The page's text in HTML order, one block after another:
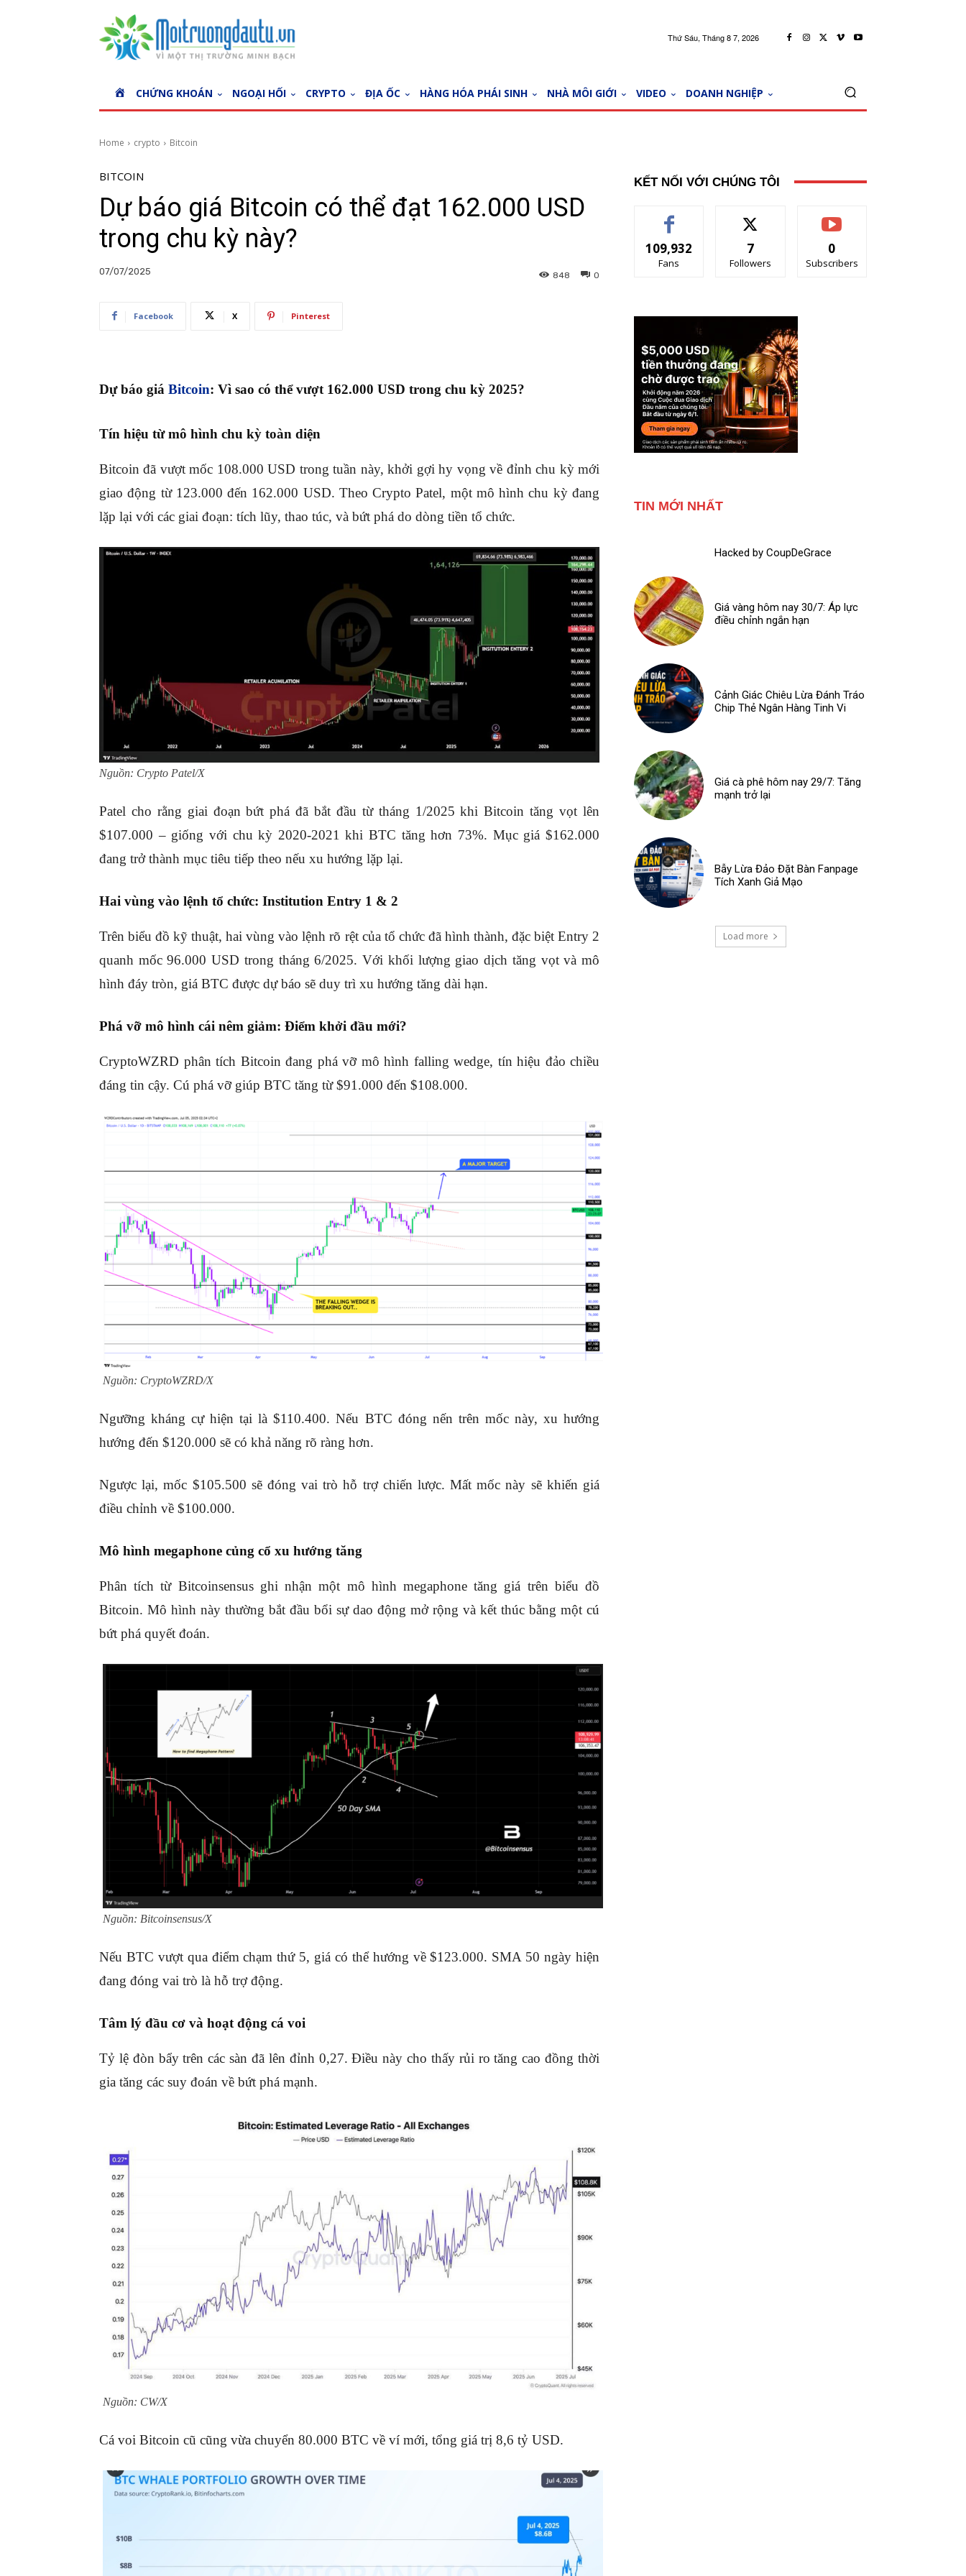
Thứ Sáu, Tháng 8 7, 2026
O
CHỨNG KHOÁN NGOẠI HỐI CRYPTO ĐỊA ỐC HÀNG HÓA PHÁI SINH NHÀ MÔI GIỚI VIDEO DOANH NGHIỆP
Home crypto Bitcoin
BITCOIN
Dự báo giá Bitcoin có thể đạt 162.000 USD
trong chu kỳ này?
07/07/2025 0
848
Facebook X Pinterest
Dự báo giá Bitcoin: Vì sao có thể vượt 162.000 USD trong chu kỳ 2025?
Tín hiệu từ mô hình chu kỳ toàn diện
Bitcoin đã vượt mốc 108.000 USD trong tuần này, khởi gợi hy vọng về đỉnh chu kỳ mới
giao động từ 123.000 đến 162.000 USD. Theo Crypto Patel, một mô hình chu kỳ đang
lặp lại với các giai đoạn: tích lũy, thao túc, và bứt phá do dòng tiền tổ chức.
Nguồn: Crypto Patel/X
Patel cho rằng giai đoạn bứt phá đã bắt đầu từ tháng 1/2025 khi Bitcoin tăng vọt lên
$107.000 – giống với chu kỳ 2020-2021 khi BTC tăng hơn 73%. Mục giá $162.000
đang trở thành mục tiêu tiếp theo nếu xu hướng lặp lại.
Hai vùng vào lệnh tổ chức: Institution Entry 1 & 2
Trên biểu đồ kỹ thuật, hai vùng vào lệnh rõ rệt của tổ chức đã hình thành, đặc biệt Entry 2
quanh mốc 96.000 USD trong tháng 6/2025. Với khối lượng giao dịch tăng vọt và mô
hình đáy tròn, giá BTC được dự báo sẽ duy trì xu hướng tăng dài hạn.
Phá vỡ mô hình cái nêm giảm: Điểm khởi đầu mới?
CryptoWZRD phân tích Bitcoin đang phá vỡ mô hình falling wedge, tín hiệu đảo chiều
đáng tin cậy. Cú phá vỡ giúp BTC tăng từ $91.000 đến $108.000.
Nguồn: CryptoWZRD/X
Ngưỡng kháng cự hiện tại là $110.400. Nếu BTC đóng nến trên mốc này, xu hướng
hướng đến $120.000 sẽ có khả năng rõ ràng hơn.
Ngược lại, mốc $105.500 sẽ đóng vai trò hỗ trợ chiến lược. Mất mốc này sẽ khiến giá
điều chỉnh về $100.000.
Mô hình megaphone củng cổ xu hướng tăng
Phân tích từ Bitcoinsensus ghi nhận một mô hình megaphone tăng giá trên biểu đồ
Bitcoin. Mô hình này thường bắt đầu bổi sự dao động mở rộng và kết thúc bằng một cú
bứt phá quyết đoán.
Nguồn: Bitcoinsensus/X
Nếu BTC vượt qua điểm chạm thứ 5, giá có thể hướng về $123.000. SMA 50 ngày hiện
đang đóng vai trò là hỗ trợ động.
Tâm lý đầu cơ và hoạt động cá voi
Tỷ lệ đòn bẩy trên các sàn đã lên đỉnh 0,27. Điều này cho thấy rủi ro tăng cao đồng thời
gia tăng các suy đoán về bứt phá mạnh.
Nguồn: CW/X
Cá voi Bitcoin cũ cũng vừa chuyển 80.000 BTC về ví mới, tổng giá trị 8,6 tỷ USD.
KẾT NỐI VỚI CHÚNG TÔI
109,932
Fans
7
Followers
0
Subscribers
TIN MỚI NHẤT
Hacked by CoupDeGrace
Giá vàng hôm nay 30/7: Áp lực
điều chỉnh ngắn hạn
Cảnh Giác Chiêu Lừa Đánh Tráo
Chip Thẻ Ngân Hàng Tinh Vi
Giá cà phê hôm nay 29/7: Tăng
mạnh trở lại
Bẫy Lừa Đảo Đặt Bàn Fanpage
Tích Xanh Giả Mạo
Load more